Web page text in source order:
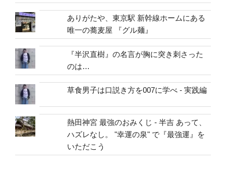
ありがたや、東京駅 新幹線ホームにある
唯一の蕎麦屋 『グル麺』
『半沢直樹』の名言が胸に突き刺さった
のは…
草食男子は口説き方を007に学べ - 実践編
熱田神宮 最強のおみくじ - 半吉 あって、
ハズレなし。 "幸運の泉" で『最強運』を
いただこう